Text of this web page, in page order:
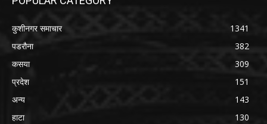
कुशीनगर समाचार
1341
पडरौना
382
कसया
309
प्रदेश
151
अन्य
143
हाटा
130